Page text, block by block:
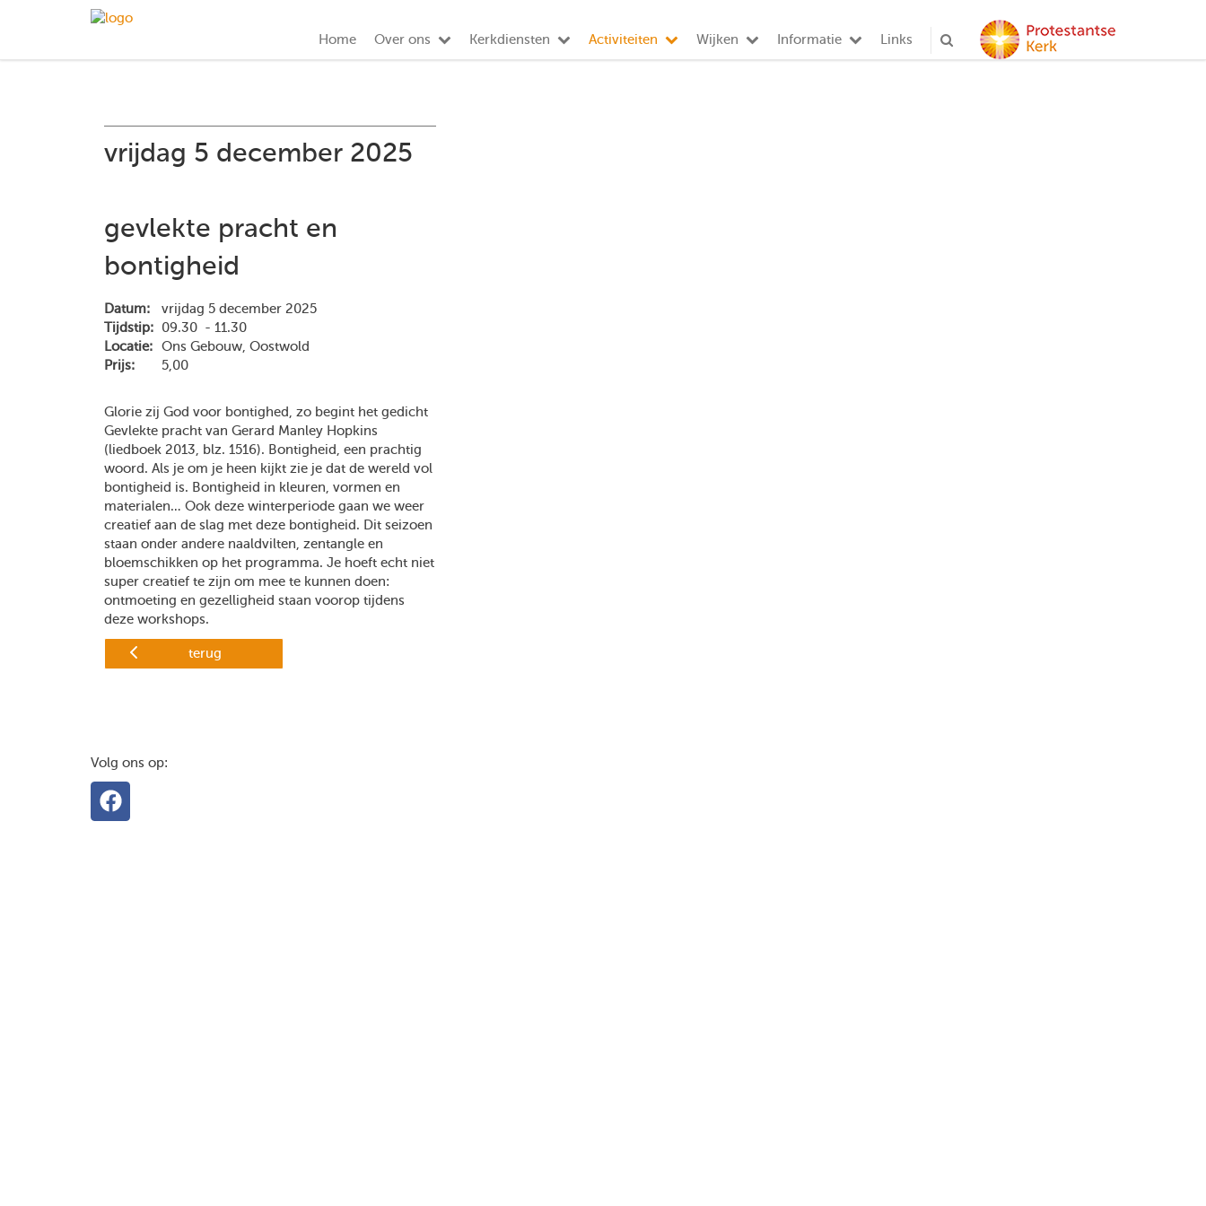
Home Over ons Kerkdiensten Activiteiten Wijken Informatie Links
vrijdag 5 december 2025
gevlekte pracht en
bontigheid
Datum:
vrijdag 5 december 2025
Tijdstip:
09.30 - 11.30
Locatie:
Ons Gebouw, Oostwold
Prijs:
5,00
Glorie zij God voor bontighed, zo begint het gedicht
Gevlekte pracht van Gerard Manley Hopkins
(liedboek 2013, blz. 1516). Bontigheid, een prachtig
woord. Als je om je heen kijkt zie je dat de wereld vol
bontigheid is. Bontigheid in kleuren, vormen en
materialen… Ook deze winterperiode gaan we weer
creatief aan de slag met deze bontigheid. Dit seizoen
staan onder andere naaldvilten, zentangle en
bloemschikken op het programma. Je hoeft echt niet
super creatief te zijn om mee te kunnen doen:
ontmoeting en gezelligheid staan voorop tijdens
deze workshops.
terug
Volg ons op: